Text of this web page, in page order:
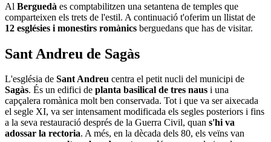
Al Berguedà es comptabilitzen una setantena de temples que
comparteixen els trets de l'estil. A continuació t'oferim un llistat de
12 esglésies i monestirs romànics berguedans que has de visitar.
Sant Andreu de Sagàs
L'església de Sant Andreu centra el petit nucli del municipi de
Sagàs. És un edifici de planta basilical de tres naus i una
capçalera romànica molt ben conservada. Tot i que va ser aixecada
el segle XI, va ser intensament modificada els segles posteriors i fins
a la seva restauració després de la Guerra Civil, quan s'hi va
adossar la rectoria. A més, en la dècada dels 80, els veïns van